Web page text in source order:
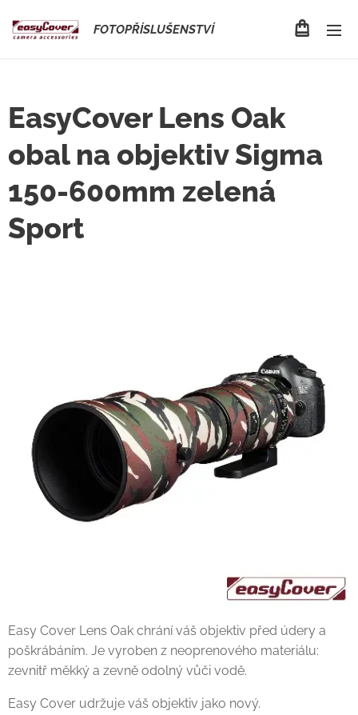
FOTOPŘÍSLUŠENSTVÍ
EasyCover Lens Oak
obal na objektiv Sigma
150-600mm zelená
Sport
Easy Cover Lens Oak chrání váš objektiv před údery a
poškrábáním. Je vyroben z neoprenového materiálu:
zevnitř měkký a zevně odolný vůči vodě.
Easy Cover udržuje váš objektiv jako nový.